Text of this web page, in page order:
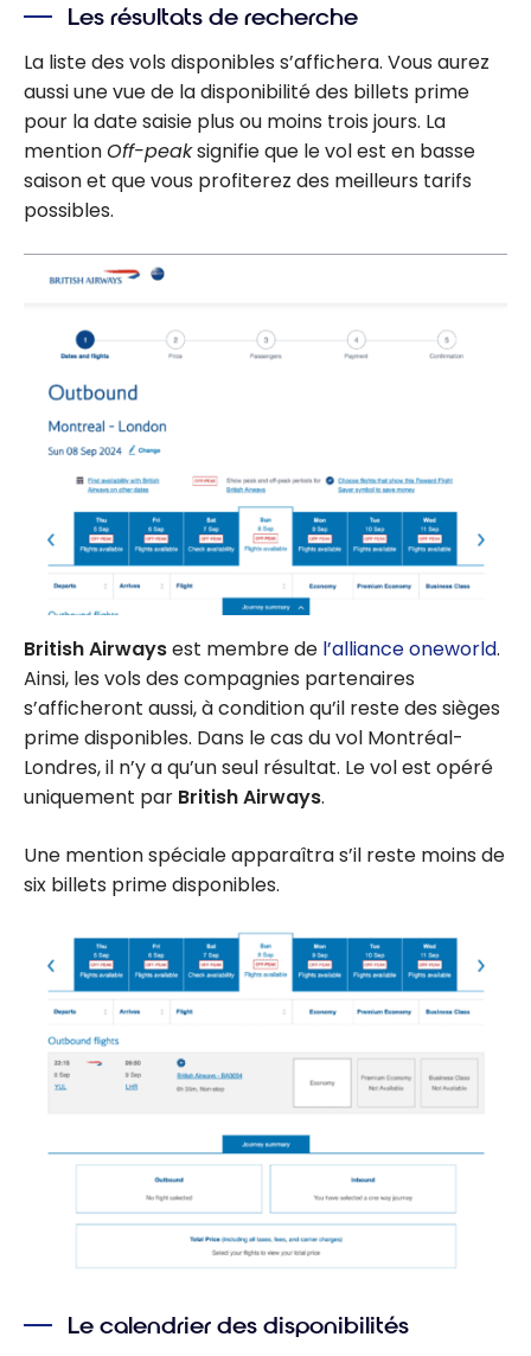
Les résultats de recherche
La liste des vols disponibles s’affichera. Vous aurez
aussi une vue de la disponibilité des billets prime
pour la date saisie plus ou moins trois jours. La
mentionOff-peaksignifie que le vol est en basse
saison et que vous profiterez des meilleurs tarifs
possibles.
British Airwaysest membre de l’alliance oneworld.
Ainsi, les vols des compagnies partenaires
s’afficheront aussi, à condition qu’il reste des sièges
prime disponibles. Dans le cas du vol Montréal-
Londres, il n’y a qu’un seul résultat. Le vol est opéré
uniquement par British Airways.
Une mention spéciale apparaîtra s’il reste moins de
six billets prime disponibles.
Le calendrier des disponibilités